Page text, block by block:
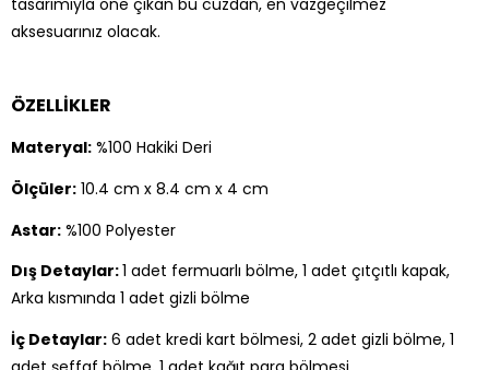
aksesuarınız olacak.
ÖZELLİKLER
Materyal: %100 Hakiki Deri
Ölçüler: 10.4 cm x 8.4 cm x 4 cm
Astar: %100 Polyester
Dış Detaylar:1 adet fermuarlı bölme, 1 adet çıtçıtlı kapak,
Arka kısmında 1 adet gizli bölme
İç Detaylar: 6 adet kredi kart bölmesi, 2 adet gizli bölme, 1